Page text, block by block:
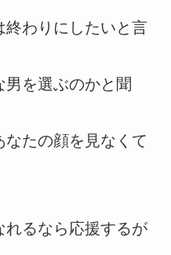
終わりにしたいと言
男を選ぶのかと聞
なたの顔を見なくて
れるなら応援するが